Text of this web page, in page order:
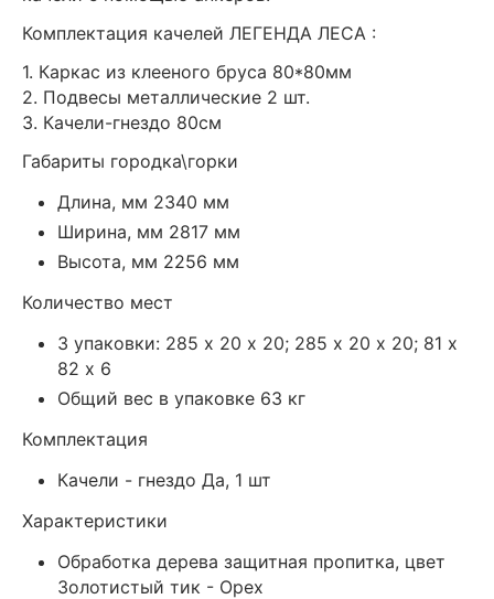
Комплектация качелей ЛЕГЕНДА ЛЕСА :
1. Каркас из клееного бруса 80*80мм
2. Подвесы металлические 2 шт.
3. Качели-гнездо 80см
Габариты городка\горки
Длина, мм 2340 мм
Ширина, мм 2817 мм
Высота, мм 2256 мм
Количество мест
3 упаковки: 285 х 20 х 20; 285 х 20 х 20; 81 х
82 х 6
Общий вес в упаковке 63 кг
Комплектация
Качели - гнездо Да, 1 шт
Характеристики
Обработка дерева защитная пропитка, цвет
Золотистый тик - Орех